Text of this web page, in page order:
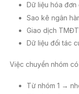
Dữ liệu hóa đơn
Sao kê ngân
Giao dịch TMĐT
Dữ liệu đối tác
Việc chuyển nhóm
Từ nhóm 1 →